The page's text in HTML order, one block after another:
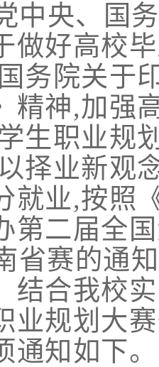
中央、国
做好高校
务院关于
精神,加强
生职业规
择业新观
就业,按照
第二届全
省赛的通
结合我校
业规划大
通知如下。